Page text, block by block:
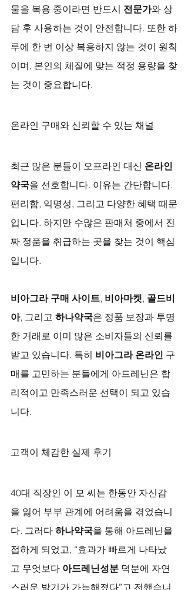
물을 복용 중이라면 반드시 전문가와 상
담 후 사용하는 것이 안전합니다. 또한 하
루에 한 번 이상 복용하지 않는 것이 원칙
이며, 본인의 체질에 맞는 적정 용량을 찾
는 것이 중요합니다.
온라인 구매와 신뢰할 수 있는 채널
최근 많은 분들이 오프라인 대신 온라인
약국을 선호합니다. 이유는 간단합니다.
편리함, 익명성, 그리고 다양한 혜택 때문
입니다. 하지만 수많은 판매처 중에서 진
짜 정품을 취급하는 곳을 찾는 것이 핵심
입니다.
비아그라 구매 사이트, 비아마켓, 골드비
아, 그리고 하나약국은 정품 보장과 투명
한 거래로 이미 많은 소비자들의 신뢰를
받고 있습니다. 특히 비아그라 온라인 구
매를 고민하는 분들에게 아드레닌은 합
리적이고 만족스러운 선택이 되고 있습
니다.
고객이 체감한 실제 후기
40대 직장인 이 모 씨는 한동안 자신감
을 잃어 부부 관계에 어려움을 겪었습니
다. 그러다 하나약국을 통해 아드레닌을
접하게 되었고, “효과가 빠르게 나타났
고 무엇보다 아드레닌성분 덕분에 자연
스러운 발기가 가능해졌다”고 전했습니